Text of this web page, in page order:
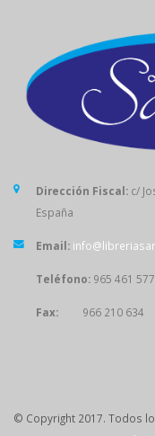
Dirección Fiscal: c/
España
Email:
Teléfono: 965 461 577
Fax: 966 210 634
© Copyright 2017. Todos